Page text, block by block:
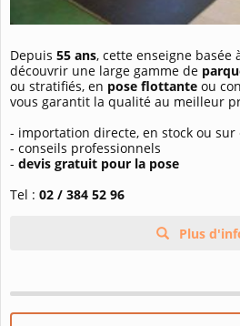
Depuis 55 ans, cette enseigne basée
découvrir une large gamme de
ou stratifiés, en pose flottante ou
vous garantit la qualité au meilleur
- importation directe, en stock ou sur
- conseils professionnels
- devis gratuit pour la pose
Tel : 02 / 384 52 96
Plus